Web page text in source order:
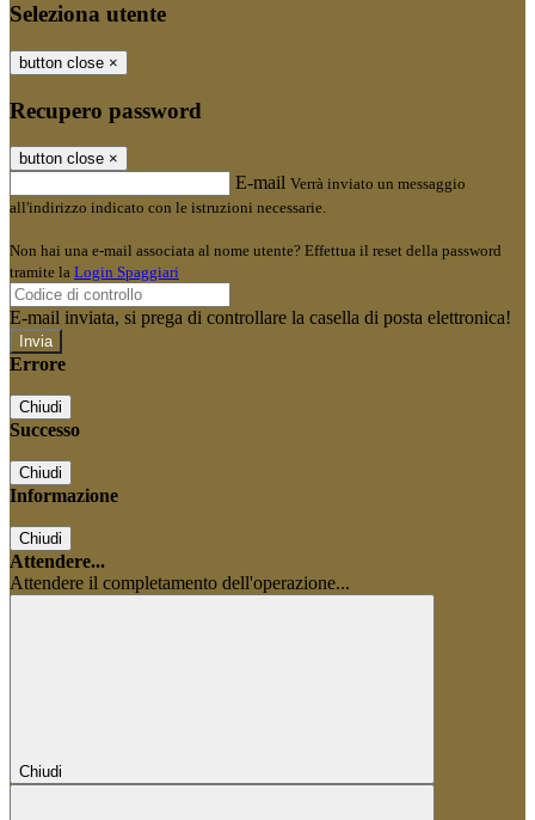
Seleziona utente
button close ×
Recupero password
button close ×
E-mail Verrà inviato un messaggio
all'indirizzo indicato con le istruzioni necessarie.
Non hai una e-mail associata al nome utente? Effettua il reset della password
tramite la Login Spaggiari
E-mail inviata, si prega di controllare la casella di posta elettronica!
Errore
Chiudi
Successo
Chiudi
Informazione
Chiudi
Attendere...
Attendere il completamento dell'operazione...
Chiudi